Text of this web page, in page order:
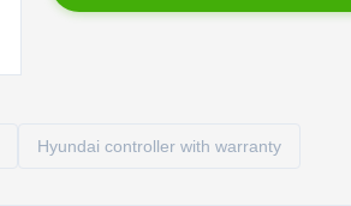
Hyundai controller with warranty